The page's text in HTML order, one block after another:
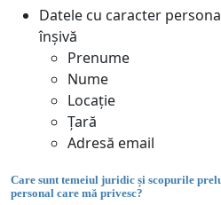
Datele cu caracter
înșivă
Prenume
Nume
Locație
Țară
Adresă email
Care sunt temeiul juridic și scopurile
personal care mă privesc?